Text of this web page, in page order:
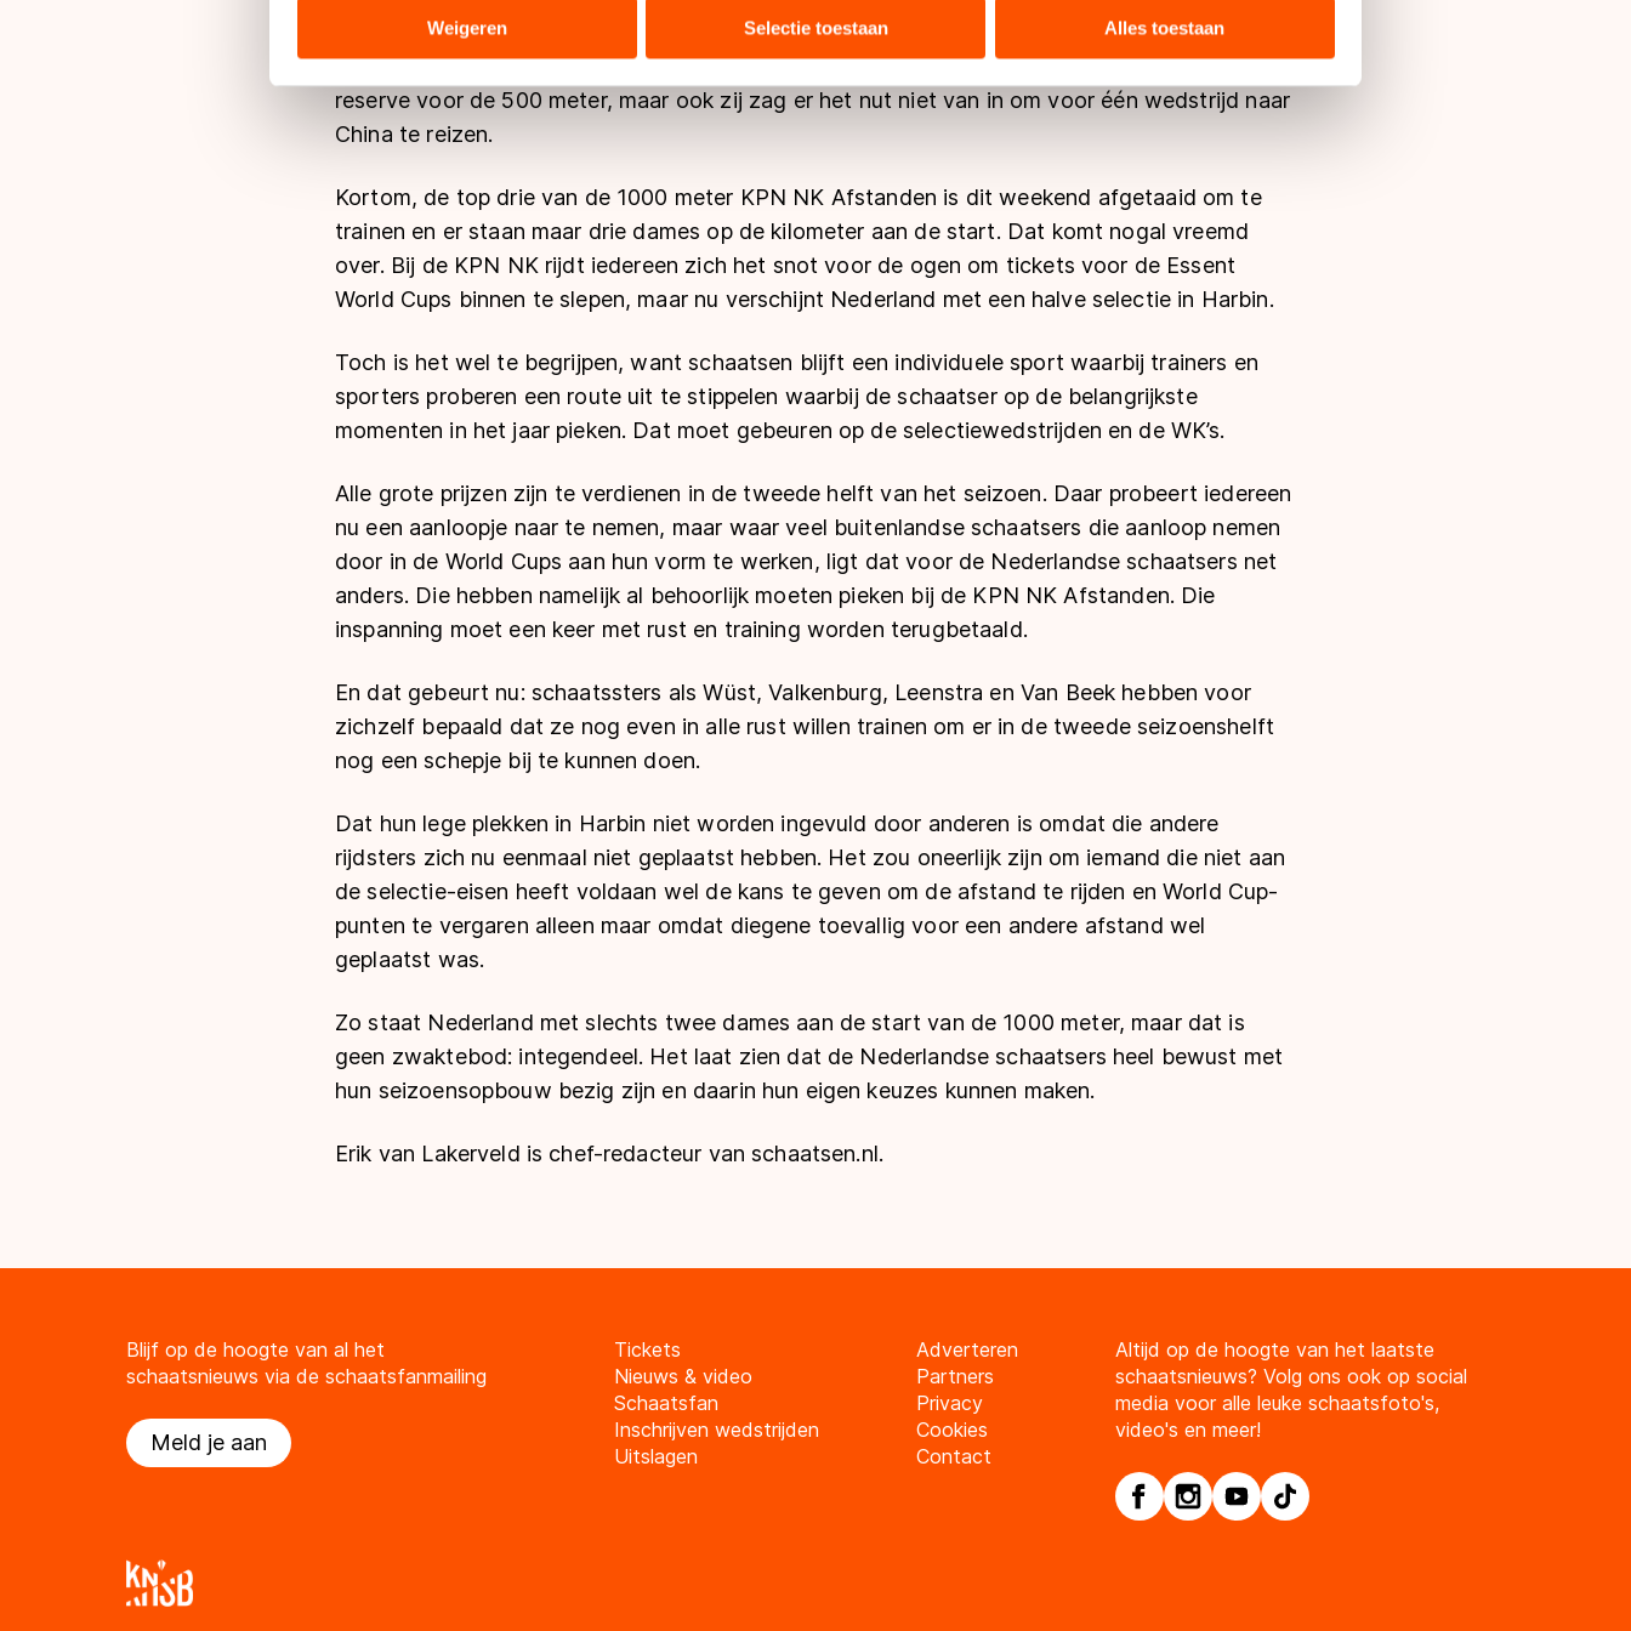
analyse. Zij kunnen deze combineren met andere gegevens die u aan hen heeft verstrekt of die zij hebben verzameld via
hun services. Sommige partners kunnen gegevens doorgeven aan landen buiten de EU, zoals de VS, waar mogelijk geen
adequaat beschermingsniveau geldt volgens de GDPR. Door op ‘Toestaan’ te klikken, stemt u in met deze overdracht.
Meer informatie vindt u in onscookiebeleid
Weigeren Selectie toestaan Alles toestaan
trainingsstage. De TVM-ploeg bivakkeert op dit moment in Collalbo. Boer neemt als tweede
reserve op de 1000 meter een van de vrijgekomen plaatsen in. Annette Gerritsen stond nog
reserve voor de 500 meter, maar ook zij zag er het nut niet van in om voor één wedstrijd naar
China te reizen.
Kortom, de top drie van de 1000 meter KPN NK Afstanden is dit weekend afgetaaid om te
trainen en er staan maar drie dames op de kilometer aan de start. Dat komt nogal vreemd
over. Bij de KPN NK rijdt iedereen zich het snot voor de ogen om tickets voor de Essent
World Cups binnen te slepen, maar nu verschijnt Nederland met een halve selectie in Harbin.
Toch is het wel te begrijpen, want schaatsen blijft een individuele sport waarbij trainers en
sporters proberen een route uit te stippelen waarbij de schaatser op de belangrijkste
momenten in het jaar pieken. Dat moet gebeuren op de selectiewedstrijden en de WK’s.
Alle grote prijzen zijn te verdienen in de tweede helft van het seizoen. Daar probeert iedereen
nu een aanloopje naar te nemen, maar waar veel buitenlandse schaatsers die aanloop nemen
door in de World Cups aan hun vorm te werken, ligt dat voor de Nederlandse schaatsers net
anders. Die hebben namelijk al behoorlijk moeten pieken bij de KPN NK Afstanden. Die
inspanning moet een keer met rust en training worden terugbetaald.
En dat gebeurt nu: schaatssters als Wüst, Valkenburg, Leenstra en Van Beek hebben voor
zichzelf bepaald dat ze nog even in alle rust willen trainen om er in de tweede seizoenshelft
nog een schepje bij te kunnen doen.
Dat hun lege plekken in Harbin niet worden ingevuld door anderen is omdat die andere
rijdsters zich nu eenmaal niet geplaatst hebben. Het zou oneerlijk zijn om iemand die niet aan
de selectie-eisen heeft voldaan wel de kans te geven om de afstand te rijden en World Cup-
punten te vergaren alleen maar omdat diegene toevallig voor een andere afstand wel
geplaatst was.
Zo staat Nederland met slechts twee dames aan de start van de 1000 meter, maar dat is
geen zwaktebod: integendeel. Het laat zien dat de Nederlandse schaatsers heel bewust met
hun seizoensopbouw bezig zijn en daarin hun eigen keuzes kunnen maken.
Erik van Lakerveld is chef-redacteur van schaatsen.nl.
Blijf op de hoogte van al het
schaatsnieuws via de schaatsfanmailing
Meld je aan
Tickets
Nieuws & video
Schaatsfan
Inschrijven wedstrijden
Uitslagen
Adverteren
Partners
Privacy
Cookies
Contact
Altijd op de hoogte van het laatste
schaatsnieuws? Volg ons ook op social
media voor alle leuke schaatsfoto's,
video's en meer!